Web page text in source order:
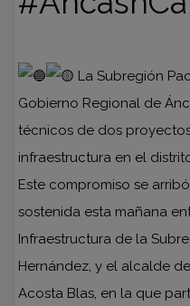
La Subregión
Gobierno Regional de
técnicos de dos
infraestructura en el
Este compromiso se
sostenida esta mañana
Infraestructura de la
Hernández, y el alcalde
Acosta Blas, en la que